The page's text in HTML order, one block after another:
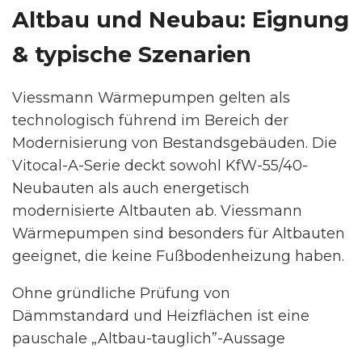
Altbau und Neubau: Eignung
& typische Szenarien
Viessmann Wärmepumpen gelten als
technologisch führend im Bereich der
Modernisierung von Bestandsgebäuden. Die
Vitocal-A-Serie deckt sowohl KfW-55/40-
Neubauten als auch energetisch
modernisierte Altbauten ab. Viessmann
Wärmepumpen sind besonders für Altbauten
geeignet, die keine Fußbodenheizung haben.
Ohne gründliche Prüfung von
Dämmstandard und Heizflächen ist eine
pauschale „Altbau-tauglich”-Aussage